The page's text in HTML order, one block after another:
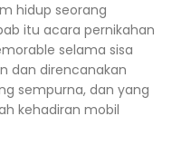
hidup seorang
itu acara pernikahan
selama sisa
dan direncanakan
sempurna, dan yang
kehadiran mobil